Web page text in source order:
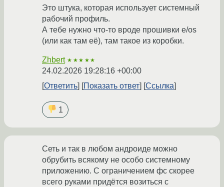
Это штука, которая использует системный
рабочий профиль.
А тебе нужно что-то вроде прошивки e/os
(или как там её), там такое из коробки.
Zhbert ★★★★★
24.02.2026 19:28:16 +00:00
Ответить
Показать ответ Ссылка
1
Сеть и так в любом андроиде можно
обрубить всякому не особо системному
приложению. С ограничением фс скорее
всего руками придётся возиться с